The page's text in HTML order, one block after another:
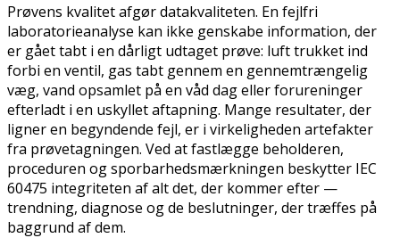
Prøvens kvalitet afgør datakvaliteten. En fejlfri
laboratorieanalyse kan ikke genskabe information, der
er gået tabt i en dårligt udtaget prøve: luft trukket ind
forbi en ventil, gas tabt gennem en gennemtrængelig
væg, vand opsamlet på en våd dag eller forureninger
efterladt i en uskyllet aftapning. Mange resultater, der
ligner en begyndende fejl, er i virkeligheden artefakter
fra prøvetagningen. Ved at fastlægge beholderen,
proceduren og sporbarhedsmærkningen beskytter IEC
60475 integriteten af alt det, der kommer efter —
trendning, diagnose og de beslutninger, der træffes på
baggrund af dem.